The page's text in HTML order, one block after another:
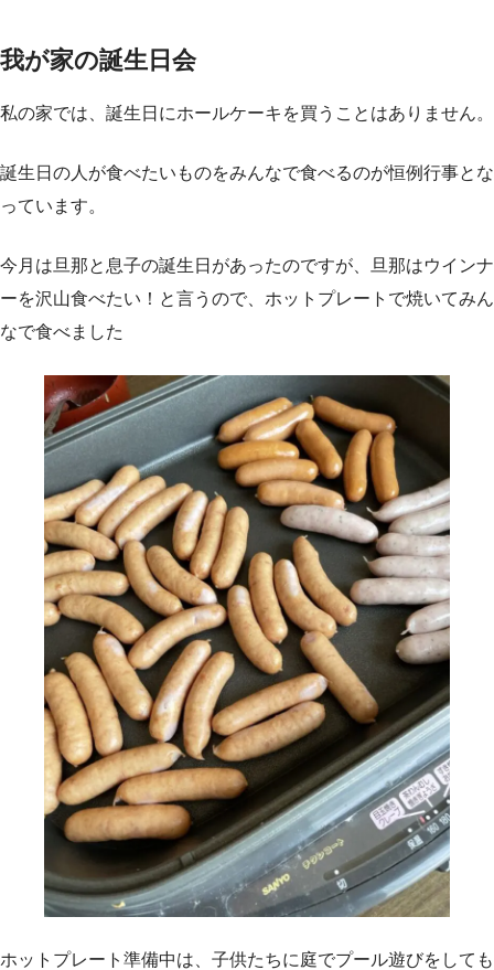
我が家の誕生日会
私の家では、誕生日にホールケーキを買うことはありません。
誕生日の人が食べたいものをみんなで食べるのが恒例行事とな
っています。
今月は旦那と息子の誕生日があったのですが、旦那はウインナ
ーを沢山食べたい！と言うので、ホットプレートで焼いてみん
なで食べました
ホットプレート準備中は、子供たちに庭でプール遊びをしても